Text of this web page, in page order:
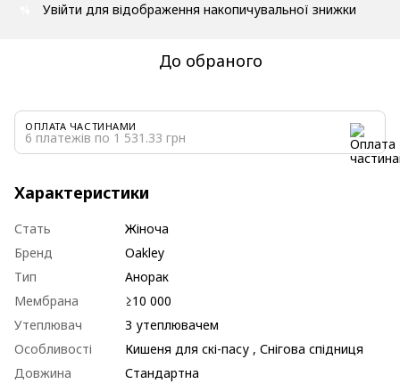
Увійти для відображення накопичувальної знижки
До обраного
ОПЛАТА ЧАСТИНАМИ
6 платежів по 1 531.33 грн
Характеристики
Стать
Жіноча
Бренд
Oakley
Тип
Анорак
Мембрана
≥10 000
Утеплювач
З утеплювачем
Особливості
Кишеня для скі-пасу , Снігова спідниця
Довжина
Стандартна